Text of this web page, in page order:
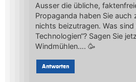
Ausser die übliche,
Propaganda haben Sie auch
nichts beizutragen. Was sind
Technologien“? Sagen Sie
Windmühlen…. 🥳
Antworten